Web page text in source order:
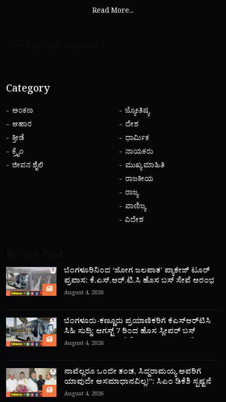
Read More...
Category
ಅಂಕಣ
ಆಹಾರ
ಕ್ರೀಡೆ
ಕ್ರೈಂ
ಜೀವನ ಶೈಲಿ
ಜ್ಯೋತಿಷ್ಯ
ದೇಶ
ಧಾರ್ಮಿಕ
ನಾಯಕರು
ಮುಖ್ಯ ಮಾಹಿತಿ
ರಾಜಕೀಯ
ರಾಜ್ಯ
ವಾಣಿಜ್ಯ
ವಿದೇಶ
ಬೆಂಗಳೂರಿನಿಂದ ‘ಜೋಗ ಜಲಪಾತ’ ಪ್ಯಾಕೇಜ್ ಟೂರ್
ಪ್ರವಾಸ: ಕೆ.ಎಸ್.ಆರ್.ಟಿ.ಸಿ ಹೊಸ ಬಸ್ ಸೇವೆ ಆರಂಭ
August 4, 2026
ಬೆಂಗಳೂರು-ಕಣ್ಣೂರು ಪ್ರಯಾಣಿಕರಿಗೆ ಕೆಎಸ್‌ಆರ್‌ಟಿಸಿ
ಸಿಹಿ ಸುದ್ದಿ: ಆಗಸ್ಟ್ 7 ರಿಂದ ಹೊಸ ಸ್ಲೀಪರ್ ಬಸ್
ಸಂಚಾರ ಆರಂಭ; ಇಲ್ಲಿದೆ ಸಮಯ, ದರದ ಪಟ್ಟಿ!
August 4, 2026
ನಾವೆಲ್ಲರೂ ಒಂದೇ ತಂಡ, ಸಿದ್ದರಾಮಯ್ಯ ಅವರಿಗೆ
ಯಾವುದೇ ಅಸಮಾಧಾನವಿಲ್ಲ!”: ಸಿಎಂ ಡಿಕೆಶಿ ಸ್ಪಷ್ಟನೆ
August 4, 2026